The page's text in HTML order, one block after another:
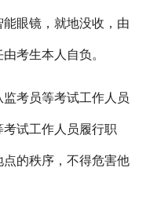
眼镜，就地没收，由
考生本人自负。
考员等考试工作人员
试工作人员履行职
的秩序，不得危害他